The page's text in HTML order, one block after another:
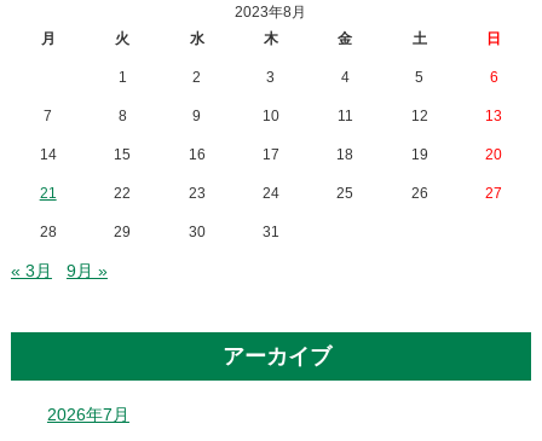
2023年8月
月
火 水 木 金 土 日
1 2 3 4 5 6
7 8 9 10 11 12 13
14 15 16 17 18 19 20
21 22 23 24 25 26 27
28 29 30 31
« 3月 9月 »
アーカイブ
2026年7月